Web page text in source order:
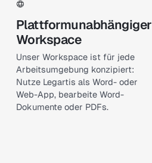
Plattformunabhängiger
Workspace
Unser Workspace ist für jede
Arbeitsumgebung konzipiert:
Nutze Legartis als Word- oder
Web-App, bearbeite Word-
Dokumente oder PDFs.